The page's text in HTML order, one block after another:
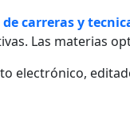
carreras y
Las materias
electrónico,